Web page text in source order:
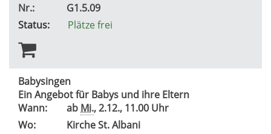
Nr.:
G1.5.09
Status:
Plätze frei
Babysingen
Ein Angebot für Babys und ihre Eltern
Wann:
ab Mi., 2.12., 11.00 Uhr
Wo:
Kirche St. Albani